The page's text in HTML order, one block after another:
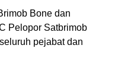
Bone dan
Pelopor Satbrimob
pejabat dan